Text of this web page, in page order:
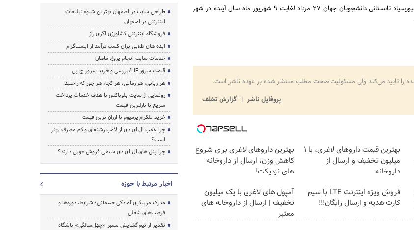
گفتنی است بیست و نهمین دوره یونیورسیاد تابستانی دانشجویان جهان 27 مرداد لغایت 9 شهریور ماه سال آینده در شهر
را تایید می‌کند ولی مسئولیت صحت مطلب منتشر شده بر عهده ناشر است.
پروفایل ناشر
گزارش تخلف
بهترین قیمت داروهای لاغری، با ۱
میلیون تخفیف و ارسال از
داروخانه‌
بهترین داروهای لاغری برای شروع
کاهش وزن، ارسال از داروخانه
های نزدیکت!
فروش ویژه اینترنت LTE با سیم
کارت هدیه و ارسال رایگان!!!
آمپول های لاغری با یک میلیون
تخفیف | ارسال از داروخانه های
معتبر
طراحی سایت در اصفهان بهترین شیوه تبلیغات
اینترنتی در اصفهان
فروشگاه اینترنتی کشاورزی اگری راز
ایده های طلایی برای کسب درآمد از اینستاگرام
خدمات سایت انجام پروژه ماهان
قیمت سرور HP/بررسی و خرید سرور اچ پی
هر زبانی، هر زمانی، هر کجا، هر جور که راحتید!
رونمایی از سایت بلوباکس با هدف خدمات پرداخت
سریع با نازلترین قیمت
خرید تلگرام پرمیوم با ارزان ترین قیمت
چرا لامپ ال ای دی از لامپ رشته‌ای و کم مصرف بهتر
است؟
چرا پنل های ال ای دی سقفی فروش خوبی دارند؟
اخبار مرتبط با حوزه
مدرک مربیگری آمادگی جسمانی؛ شرایط، دوره‌ها و
فرصت‌های شغلی
تقدیر از تیم گشایش مسیر «چهل‌سالگی» باشگاه